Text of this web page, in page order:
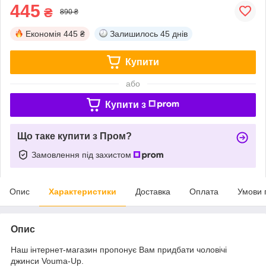
445 ₴ 890 ₴
Економія 445 ₴ Залишилось 45 днів
Купити
або
Купити з
Що таке купити з Пром?
Замовлення під захистом
Опис Характеристики Доставка Оплата Умови
Опис
Наш інтернет-магазин пропонує Вам придбати чоловічі
джинси Vouma-Up.